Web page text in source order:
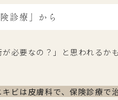
診療」から
必要なの？」と思われるか
キビは皮膚科で、保険診療で